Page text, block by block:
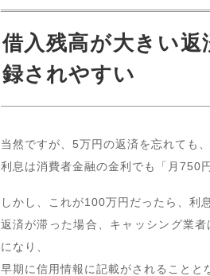
借入残高が大きい
録されやすい
当然ですが、5万円の返済を忘れても
利息は消費者金融の金利でも「月750
しかし、これが100万円だったら、利
返済が滞った場合、キャッシング業
になり、
早期に信用情報に記載がされることと